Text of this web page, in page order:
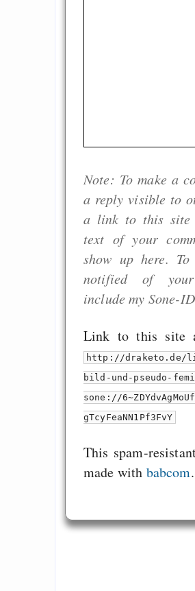
Note: To make a
a reply visible to
a link to this site
text of your
show up here.
notified of
include my Sone-
Link to this site
http://draketo.de/
bild-und-pseudo-
sone://
gTcyFeaNN1Pf3FvY
This spam-
made with babcom.